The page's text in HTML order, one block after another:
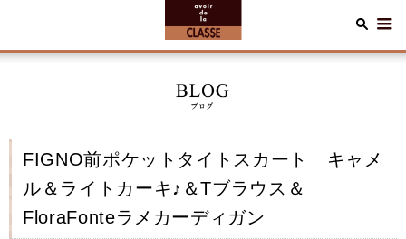
FIGNO前ポケットタイトスカート キャメ
ル＆ライトカーキ♪＆Tブラウス＆
FloraFonteラメカーディガン